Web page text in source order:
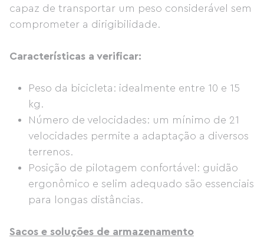
capaz de transportar um peso considerável sem
comprometer a dirigibilidade.
Características a verificar:
Peso da bicicleta: idealmente entre 10 e 15
kg.
Número de velocidades: um mínimo de 21
velocidades permite a adaptação a diversos
terrenos.
Posição de pilotagem confortável: guidão
ergonômico e selim adequado são essenciais
para longas distâncias.
Sacos e soluções de armazenamento